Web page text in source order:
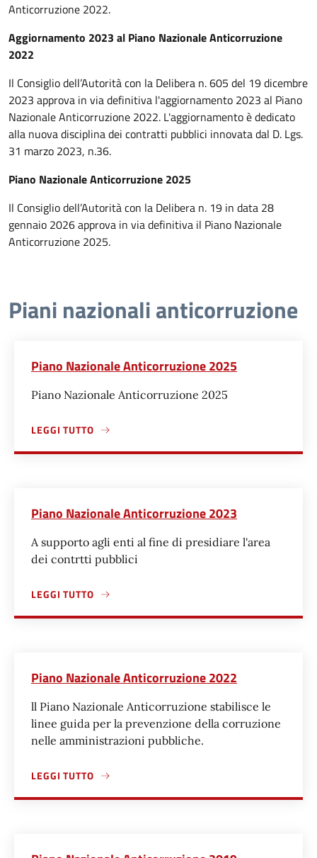
Anticorruzione 2022.
Aggiornamento 2023 al Piano Nazionale Anticorruzione
2022
Il Consiglio dell’Autorità con la Delibera n. 605 del 19 dicembre
2023 approva in via definitiva l'aggiornamento 2023 al Piano
Nazionale Anticorruzione 2022. L'aggiornamento è dedicato
alla nuova disciplina dei contratti pubblici innovata dal D. Lgs.
31 marzo 2023, n.36.
Piano Nazionale Anticorruzione 2025
Il Consiglio dell’Autorità con la Delibera n. 19 in data 28
gennaio 2026 approva in via definitiva il Piano Nazionale
Anticorruzione 2025.
Piani nazionali anticorruzione
Piano Nazionale Anticorruzione 2025
Piano Nazionale Anticorruzione 2025
LEGGI TUTTO
A PROPOSITO DI PIANO NAZIONALE ANTICORRUZIONE
Piano Nazionale Anticorruzione 2023
A supporto agli enti al fine di presidiare l'area
dei contrtti pubblici
LEGGI TUTTO
A PROPOSITO DI PIANO NAZIONALE ANTICORRUZIONE
Piano Nazionale Anticorruzione 2022
ll Piano Nazionale Anticorruzione stabilisce le
linee guida per la prevenzione della corruzione
nelle amministrazioni pubbliche.
LEGGI TUTTO
A PROPOSITO DI PIANO NAZIONALE ANTICORRUZIONE